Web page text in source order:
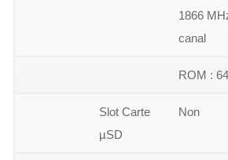
1866
canal
ROM :
Slot Carte
µSD
Non